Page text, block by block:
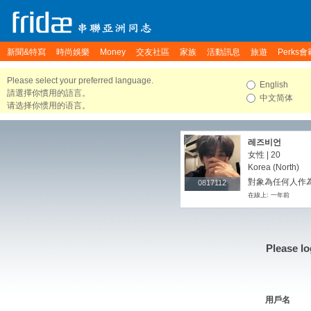
新聞&特寫 時尚娛樂 Money 交友社區 家族 活動訊息 旅遊 Perks會
Please select your preferred language.
請選擇你慣用的語言。
请选择你惯用的语言。
English
中文简体
0817112
0817112
레즈비언
女性 | 20
Korea (North)
對象為任何人作
在線上: 一年前
Please
用戶名